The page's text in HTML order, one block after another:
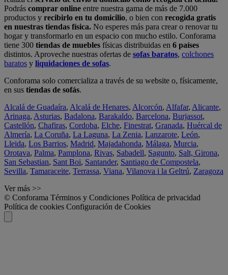
Podrás comprar online entre nuestra gama de más de 7.000
productos y recibirlo en tu domicilio, o bien con recogida gratis
en nuestras tiendas física. No esperes más para crear o renovar tu
hogar y transformarlo en un espacio con mucho estilo. Conforama
tiene 300 tiendas de muebles físicas distribuidas en 6 países
distintos. Aproveche nuestras ofertas de sofas baratos, colchones
baratos y liquidaciones de sofas.
Conforama solo comercializa a través de su website o, físicamente,
en sus tiendas de sofás.
Alcalá de Guadaíra, Alcalá de Henares, Alcorcón, Alfafar, Alicante,
Arinaga, Asturias, Badalona, Barakaldo, Barcelona, Burjassot,
Castellón, Chafiras, Cordoba, Elche, Finestrat, Granada, Huércal de
Almería, La Coruña, La Laguna, La Zenia, Lanzarote, León,
Lleida, Los Barrios, Madrid, Majadahonda, Málaga, Murcia,
Orotava, Palma, Pamplona, Rivas, Sabadell, Sagunto, Salt, Girona,
San Sebastian, Sant Boi, Santander, Santiago de Compostela,
Sevilla, Tamaraceite, Terrassa, Viana, Vilanova i la Geltrú, Zaragoza
Ver más >>
© Conforama Términos y Condiciones Política de privacidad
Política de cookies Configuración de Cookies